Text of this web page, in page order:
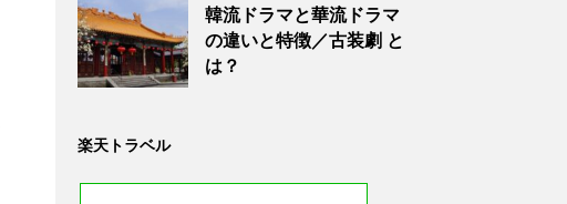
韓流ドラマと華流ドラマ
の違いと特徴／古装劇 と
は？
楽天トラベル